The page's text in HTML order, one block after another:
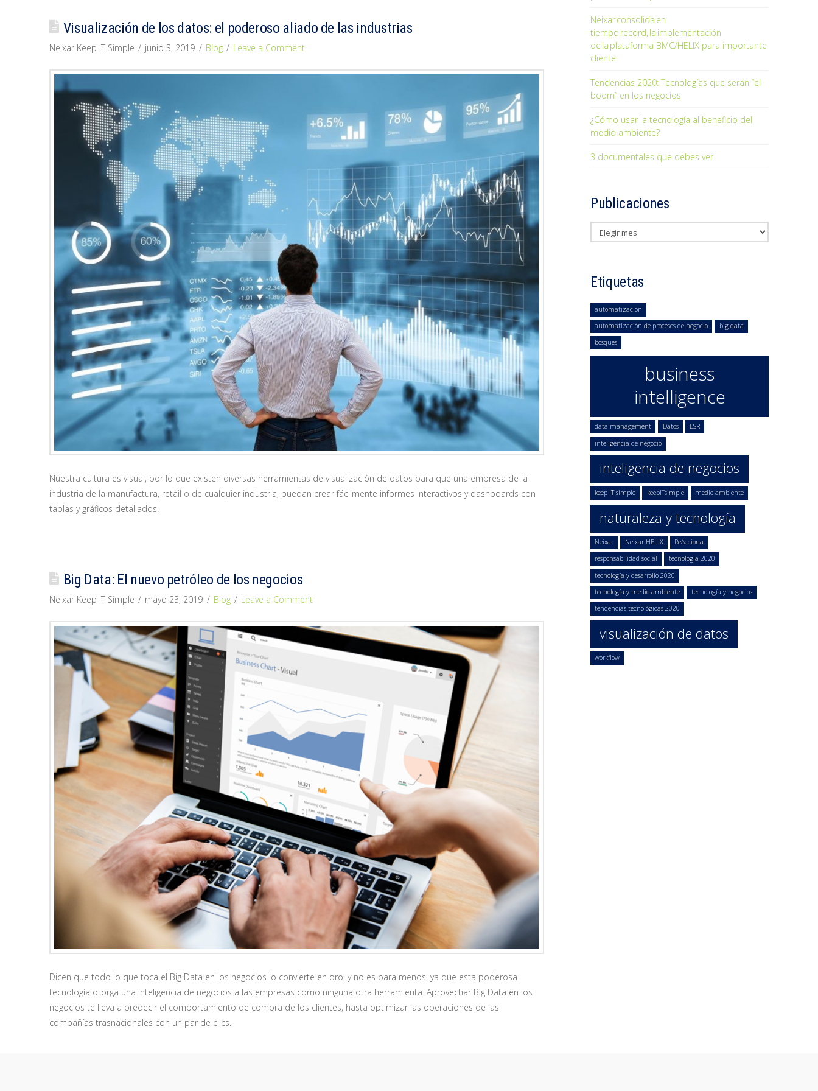
Visualización de los datos: el poderoso aliado de las industrias
Neixar Keep IT Simple junio 3, 2019 Blog Leave a Comment
Nuestra cultura es visual, por lo que existen diversas herramientas de visualización de datos para que una empresa de la
industria de la manufactura, retail o de cualquier industria, puedan crear fácilmente informes interactivos y dashboards con
tablas y gráficos detallados.
Big Data: El nuevo petróleo de los negocios
Neixar Keep IT Simple mayo 23, 2019 Blog Leave a Comment
Dicen que todo lo que toca el Big Data en los negocios lo convierte en oro, y no es para menos, ya que esta poderosa
tecnología otorga una inteligencia de negocios a las empresas como ninguna otra herramienta. Aprovechar Big Data en los
negocios te lleva a predecir el comportamiento de compra de los clientes, hasta optimizar las operaciones de las
compañías trasnacionales con un par de clics.
Neixar consolida en
tiempo record, la implementación
de la plataforma BMC/HELIX para importante
cliente.
Tendencias 2020: Tecnologías que serán “el
boom” en los negocios
¿Cómo usar la tecnología al beneficio del
medio ambiente?
3 documentales que debes ver
Publicaciones
Publicaciones
Etiquetas
automatizacion
automatización de procesos de negocio
big data
bosques
business
intelligence
data management Datos
ESR
inteligencia de negocio
inteligencia de negocios
keep IT simple keepITsimple medio ambiente
naturaleza y tecnología
Neixar Neixar HELIX
ReAcciona
responsabilidad social
tecnología 2020
tecnología y desarrollo 2020
tecnología y medio ambiente
tecnología y negocios
tendencias tecnológicas 2020
visualización de datos
workflow